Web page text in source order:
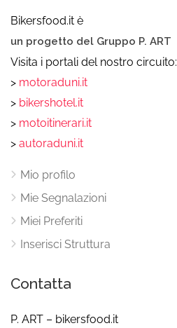
Bikersfood.it è
un progetto del Gruppo P. ART
Visita i portali del nostro circuito:
> motoraduni.it
> bikershotel.it
> motoitinerari.it
> autoraduni.it
Mio profilo
Mie Segnalazioni
Miei Preferiti
Inserisci Struttura
Contatta
P. ART – bikersfood.it